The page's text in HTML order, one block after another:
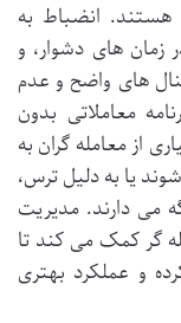
هستند. انضباط به
زمان های دشوار، و
های واضح و عدم
معاملاتی بدون
از معامله گران به
یا به دلیل ترس،
می دارند. مدیریت
گر کمک می کند تا
و عملکرد بهتری